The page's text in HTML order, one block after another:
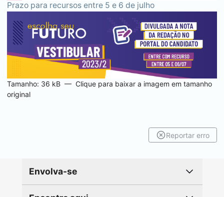
Prazo para recursos entre 5 e 6 de julho
Tamanho: 36 kB — Clique para baixar a imagem em tamanho
original
Reportar erro
Envolva-se